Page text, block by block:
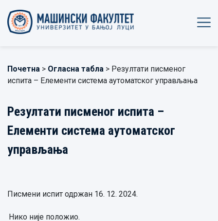
Почетна > Огласна табла > Резултати писменог
испита – Елементи система аутоматског управљања
Резултати писменог испита –
Елементи система аутоматског
управљања
Писмени испит одржан 16. 12. 2024.
Нико није положио.